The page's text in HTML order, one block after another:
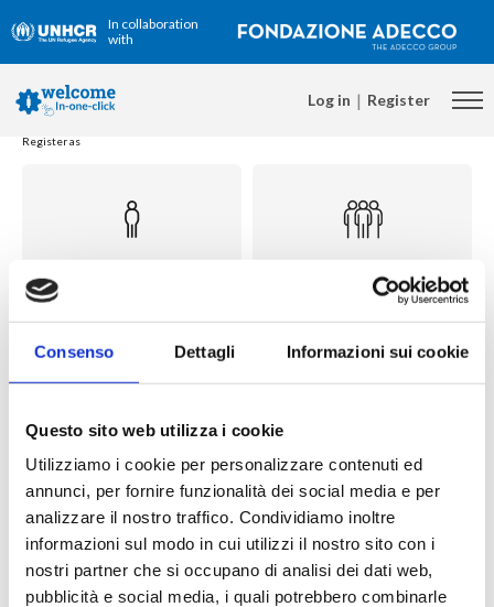
Consenso Dettagli Informazioni sui cookie
Questo sito web utilizza i cookie
Utilizziamo i cookie per personalizzare contenuti ed
annunci, per fornire funzionalità dei social media e per
analizzare il nostro traffico. Condividiamo inoltre
informazioni sul modo in cui utilizzi il nostro sito con i
nostri partner che si occupano di analisi dei dati web,
pubblicità e social media, i quali potrebbero combinarle
In collaboration
with
| Register
Register as
Company
Registration Form
Email address